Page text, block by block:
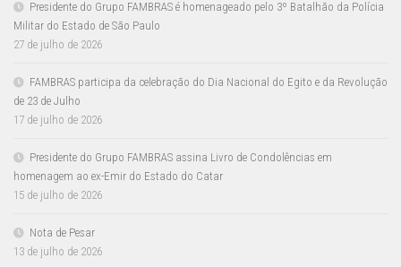
Presidente do Grupo FAMBRAS é homenageado pelo 3º Batalhão da Polícia
Militar do Estado de São Paulo
27 de julho de 2026
FAMBRAS participa da celebração do Dia Nacional do Egito e da Revolução
de 23 de Julho
17 de julho de 2026
Presidente do Grupo FAMBRAS assina Livro de Condolências em
homenagem ao ex-Emir do Estado do Catar
15 de julho de 2026
Nota de Pesar
13 de julho de 2026